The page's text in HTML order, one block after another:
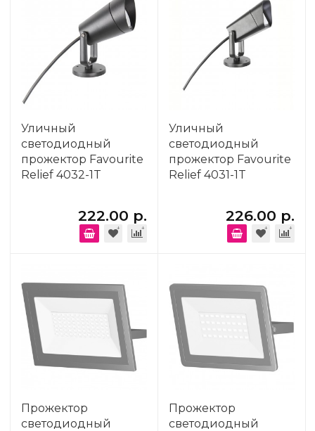
Уличный
светодиодный
прожектор Favourite
Relief 4032-1T
222.00 р.
Уличный
светодиодный
прожектор Favourite
Relief 4031-1T
226.00 р.
Прожектор
светодиодный
Прожектор
светодиодный